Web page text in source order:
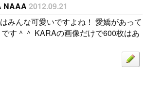
NAAA 2012.09.21
みんな可愛いですよね！ 愛嬌があって
す＾＾ KARAの画像だけで600枚はあ
私はスンヨンおんにが大好きです＾＾
並みに愛嬌があってものすごく可愛いで